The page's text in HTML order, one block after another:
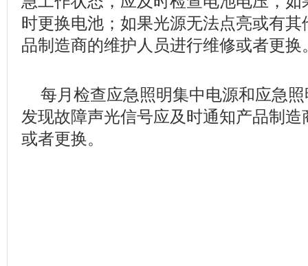
时更换电池；如果光源无法点亮或有
品制造商的维护人员进行维修或者更
每月检查应急照明集中电源和应急照
发现故障声光信号应及时通知产品制
或者更换。